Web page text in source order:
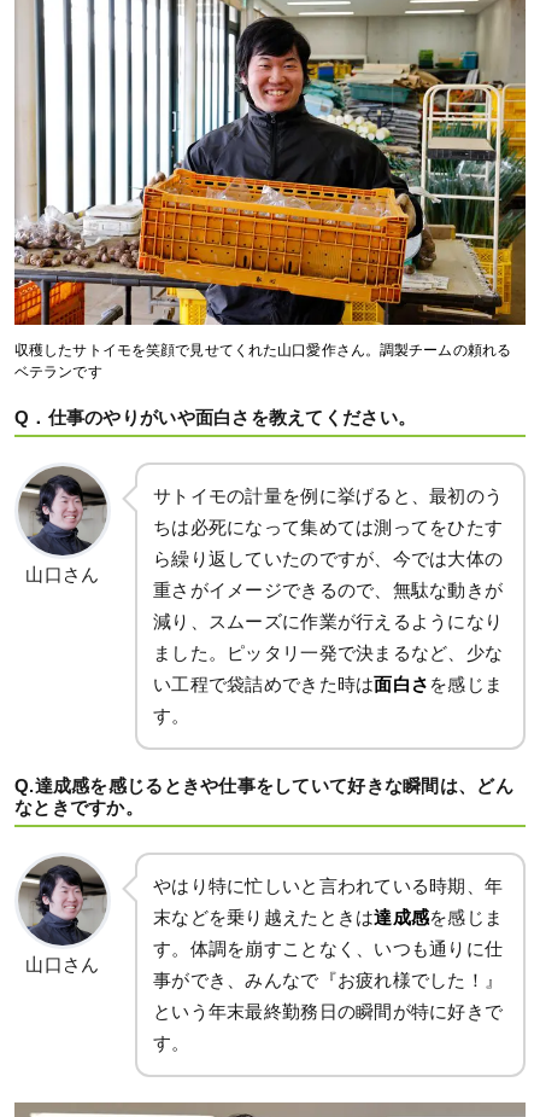
収穫したサトイモを笑顔で見せてくれた山口愛作さん。調製チームの頼れる
ベテランです
Q．仕事のやりがいや面白さを教えてください。
山口さん
サトイモの計量を例に挙げると、最初のう
ちは必死になって集めては測ってをひたす
ら繰り返していたのですが、今では大体の
重さがイメージできるので、無駄な動きが
減り、スムーズに作業が行えるようになり
ました。ピッタリ一発で決まるなど、少な
い工程で袋詰めできた時は面白さ を感じま
す。
Q.達成感を感じるときや仕事をしていて好きな瞬間は、どん
なときですか。
山口さん
やはり特に忙しいと言われている時期、年
末などを乗り越えたときは達成感を感じま
す。体調を崩すことなく、いつも通りに仕
事ができ、みんなで『お疲れ様でした！』
という年末最終勤務日の瞬間が特に好きで
す。